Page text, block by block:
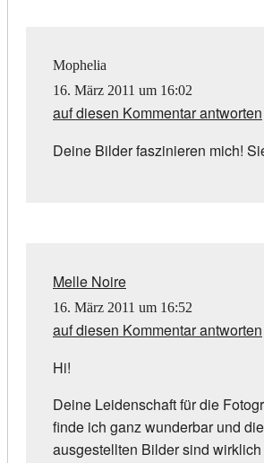
Mophelia
16. März 2011 um 16:02
auf diesen Kommentar antworten
Deine Bilder faszinieren mich!
Melle Noire
16. März 2011 um 16:52
auf diesen Kommentar antworten
Hi!
Deine Leidenschaft für die
finde ich ganz wunderbar und
ausgestellten Bilder sind